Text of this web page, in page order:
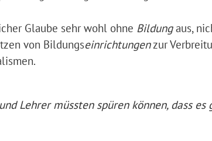
Glaube sehr wohl ohne Bildungaus,
von Bildungseinrichtungenzur
Lehrer müssten spüren können, dass es